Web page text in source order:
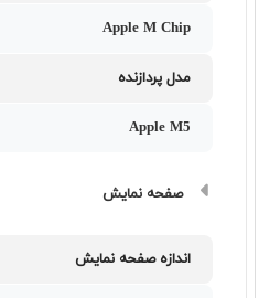
Apple M Chip
مدل پردازنده
Apple M5
صفحه نمایش
اندازه صفحه نمایش